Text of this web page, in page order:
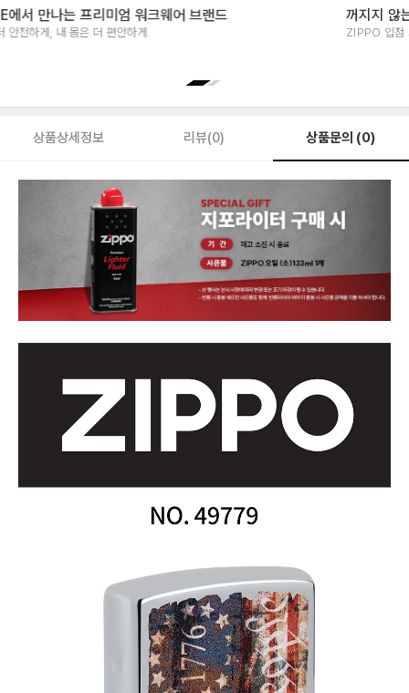
K.VILLAGE에서 만나는 프리미엄 워크웨어 브랜드
작업 현장은 더 안전하게, 내 몸은 더 편안하게.
상품상세정보 리뷰(0) 상품문의 (0)